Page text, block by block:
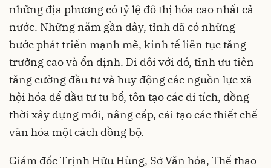
những địa phương có tỷ lệ đô thị hóa cao nhất cả
nước. Những năm gần đây, tỉnh đã có những
bước phát triển mạnh mẽ, kinh tế liên tục tăng
trưởng cao và ổn định. Đi đôi với đó, tỉnh ưu tiên
tăng cường đầu tư và huy động các nguồn lực xã
hội hóa để đầu tư tu bổ, tôn tạo các di tích, đồng
thời xây dựng mới, nâng cấp, cải tạo các thiết chế
văn hóa một cách đồng bộ.
Giám đốc Trịnh Hữu Hùng, Sở Văn hóa, Thể thao